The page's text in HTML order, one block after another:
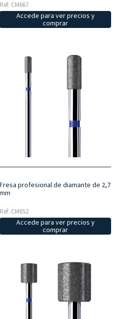
Ref: CM667
Accede para ver precios y
comprar
Fresa profesional de diamante de 2,7
mm
Ref: CM652
Accede para ver precios y
comprar